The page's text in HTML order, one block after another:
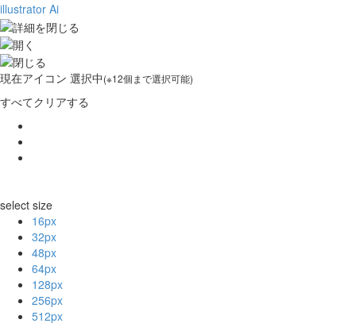
illustrator Ai
現在アイコン 選択中(※12個まで選択可能)
すべてクリアする
select size
16px
32px
48px
64px
128px
256px
512px